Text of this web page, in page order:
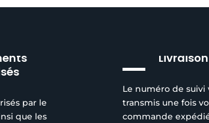
par le
que les
Le numéro de suivi
transmis une fois
commande